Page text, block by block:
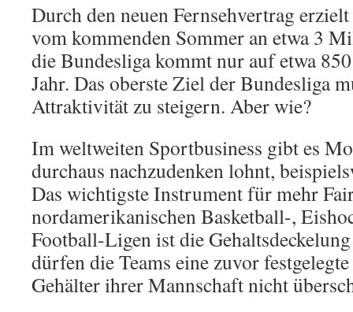
Durch den neuen Fernsehvertrag
vom kommenden Sommer an etwa 3
die Bundesliga kommt nur auf etwa
Jahr. Das oberste Ziel der Bundesliga
Attraktivität zu steigern. Aber wie?
Im weltweiten Sportbusiness gibt es
durchaus nachzudenken lohnt,
Das wichtigste Instrument für mehr
nordamerikanischen Basketball-,
Football-Ligen ist die
dürfen die Teams eine zuvor
Gehälter ihrer Mannschaft nicht